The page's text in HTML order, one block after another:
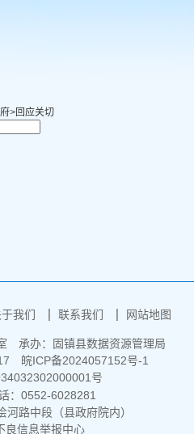
>回应关切
我们 联系我们 网站地图
承办：固镇县数据资源管理局
皖ICP备2024057152号-1
号
：0552-6028281
路中段（县政府院内）
良信息举报中心